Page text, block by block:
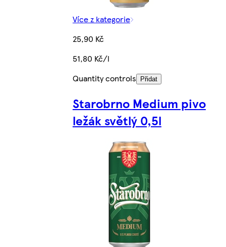
Více z kategorie
25,90 Kč
51,80 Kč/l
Quantity controls
Přidat
Starobrno Medium pivo
ležák světlý 0,5l